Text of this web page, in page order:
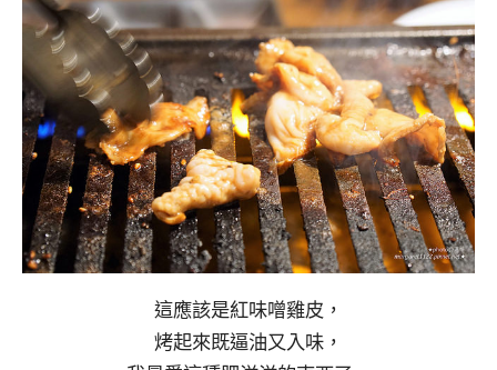
這應該是紅味噌雞皮，
烤起來既逼油又入味，